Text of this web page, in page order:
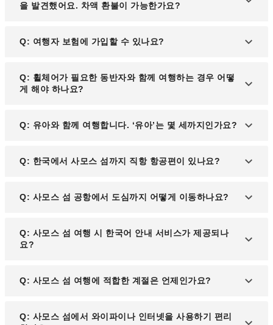
을 발견했어요. 차액 환불이 가능한가요?
A: 일반적으로 항공권 가격 차액은 환불되지 않습니
불가능한 경우도 있으니 유의해 주세요.
Q: 여행자 보험에 가입할 수 있나요?
A: 항공사에 따라 조건이 다르며, 일부 항공권은 예약
시 보험 상품을 함께 선택하실 수 있습니다. 자세한
Q: 휠체어가 필요한 동반자와 함께 여행하는 경우 어떻
게 해야 하나요?
A: 출발 예정 시간 최소 72시간 전까지 이용 예정 항
Q: 유아와 함께 여행합니다. ‘유아’는 몇 세까지인가요?
A: 만 2세 미만의 어린이가 유아로 분류됩니다. 생일
Q: 한국에서 사모스 섬까지 직항 항공편이 있나요?
A: 현재 한국에서 사모스 섬까지의 직항 항공편은 없
수 있으니 사전 확인이 필요합니다.
Q: 사모스 섬 공항에서 도심까지 어떻게 이동하나요?
A: 사모스 국제공항에서 도심까지는 차량으로 약 20
분 정도 소요됩니다. 택시, 렌터카, 지역 버스 등의 다
Q: 사모스 섬 여행 시 한국어 안내 서비스가 제공되나
요?
A: 사모스 섬 현지에서는 한국어 안내 서비스가 제한
제공하므로 미리 확인 후 예약하시길 권장합니다.
Q: 사모스 섬 여행에 적합한 계절은 언제인가요?
A: 사모스 섬은 5월부터 10월까지가 여행하기 가장
Q: 사모스 섬에서 와이파이나 인터넷을 사용하기 편리